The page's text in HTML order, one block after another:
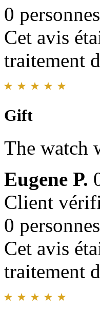
0
Cet avis
traitement
Gift
The watch
Eugene P.
Client
0
Cet avis
traitement